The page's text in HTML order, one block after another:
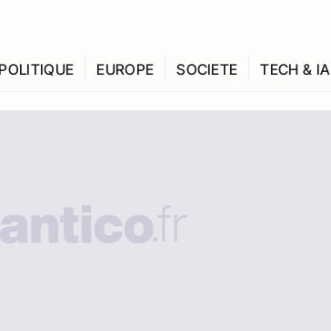
EUROPE SOCIETE TECH & IA